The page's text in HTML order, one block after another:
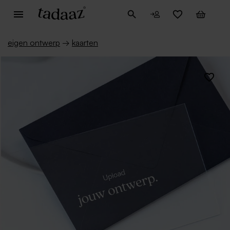
eigen ontwerp → kaarten